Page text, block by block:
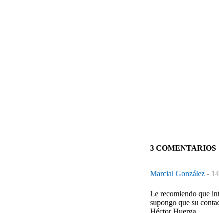
3 COMENTARIOS
Marcial González -
Le recomiendo que
supongo que su
Héctor Huerga